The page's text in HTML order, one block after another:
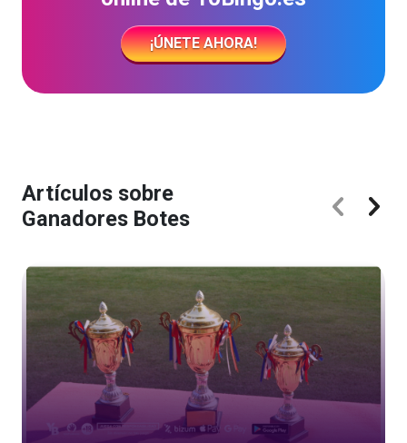
¡ÚNETE AHORA!
Artículos sobre
Ganadores Botes